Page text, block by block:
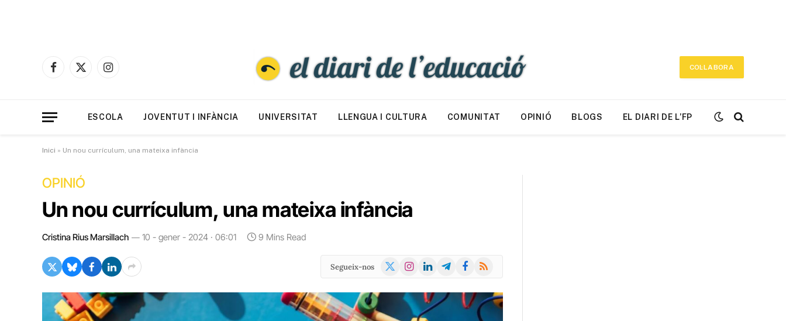
Facebook
X
Instagram
COL·LABORA
ESCOLA JOVENTUT I INFÀNCIA UNIVERSITAT LLENGUA I CULTURA COMUNITAT OPINIÓ BLOGS EL DIARI DE L’FP
Inici » Un nou currículum, una mateixa infància
OPINIÓ
Un nou currículum, una mateixa infància
Cristina Rius Marsillach 10 - gener - 2024 · 06:01 9 Mins Read
Segueix-nos
X
Instagram
LinkedInTelegramFacebook
RSS